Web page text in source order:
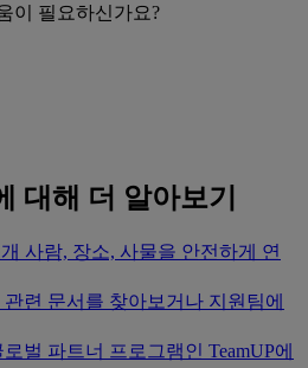
이 필요하신가요?
대해 더 알아보기
사람, 장소, 사물을 안전하게 연
관련 문서를 찾아보거나 지원팀에
로벌 파트너 프로그램인 TeamUP에